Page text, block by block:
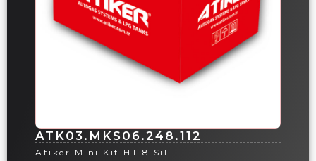
ATK03.MKS06.248.112
Atiker Mini Kit HT 8 Sil.